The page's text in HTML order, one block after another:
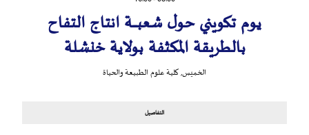
يوم تكويني حول شعبــــــة انتاج التفاح
بالطريقة المكثفة بولاية خنشلة
الخميس,كلية علوم الطبيعة والحياة
التفاصيل